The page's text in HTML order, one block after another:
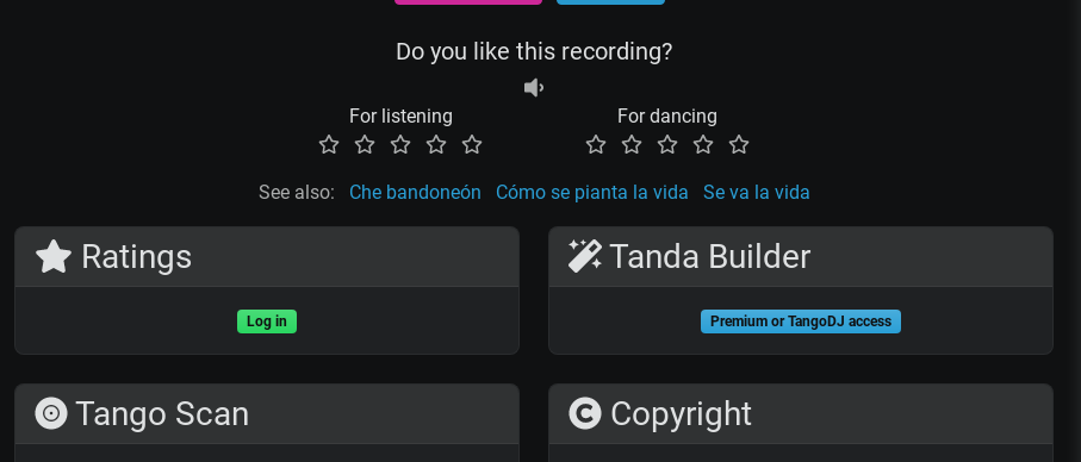
Do you like this recording?
For listening For dancing
See also: Che bandoneón Cómo se pianta la vida Se va la vida
Ratings
Log in
Tango Scan
Tanda Builder
Premium or TangoDJ access
Copyright